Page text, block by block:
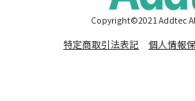
Copyright©2021 Addtec
特定商取引法表記 個人情報